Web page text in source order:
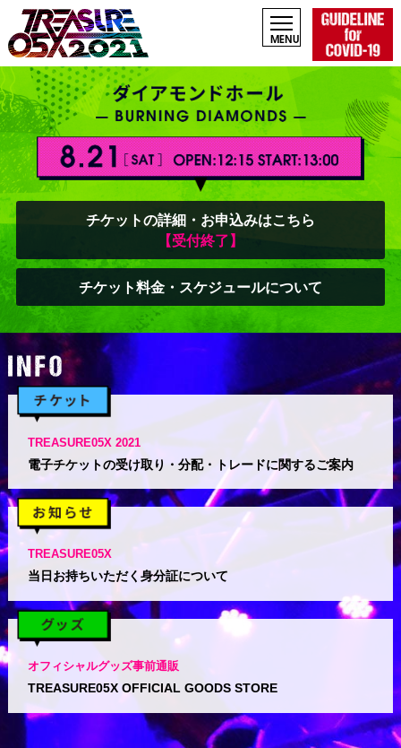
チケットの詳細・お申込みはこちら
【受付終了】
チケット料金・スケジュールについて
TREASURE05X 2021
電子チケットの受け取り・分配・トレードに関するご案内
TREASURE05X
当日お持ちいただく身分証について
オフィシャルグッズ事前通販
TREASURE05X OFFICIAL GOODS STORE